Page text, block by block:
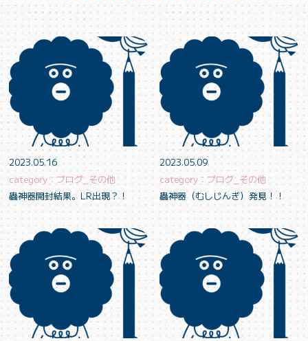
2023.05.16
category：ブログ_その他
蟲神器開封結果。LR出現？！
2023.05.09
category：ブログ_その他
蟲神器（むしじんぎ）発見！！